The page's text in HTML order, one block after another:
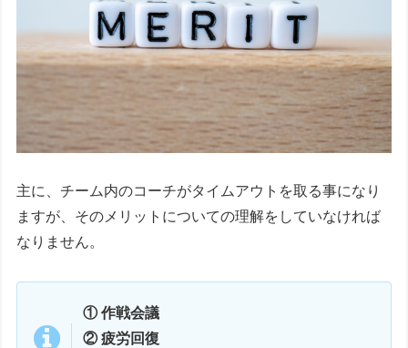
主に、チーム内のコーチがタイムアウトを取る事になり
ますが、そのメリットについての理解をしていなければ
なりません。
① 作戦会議
② 疲労回復